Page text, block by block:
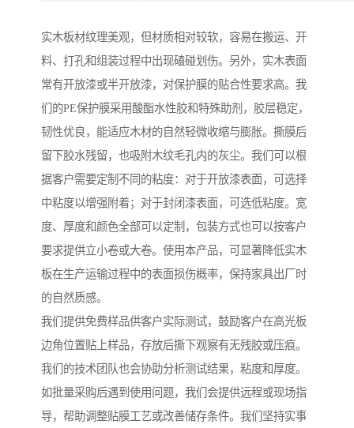
实木板材纹理美观，但材质相对较软，容易在搬运、开
料、打孔和组装过程中出现磕碰划伤。另外，实木表面
常有开放漆或半开放漆，对保护膜的贴合性要求高。我
们的PE保护膜采用酸酯水性胶和特殊助剂，胶层稳定，
韧性优良，能适应木材的自然轻微收缩与膨胀。撕膜后
留下胶水残留，也吸附木纹毛孔内的灰尘。我们可以根
据客户需要定制不同的粘度：对于开放漆表面，可选择
中粘度以增强附着；对于封闭漆表面，可选低粘度。宽
度、厚度和颜色全部可以定制，包装方式也可以按客户
要求提供立小卷或大卷。使用本产品，可显著降低实木
板在生产运输过程中的表面损伤概率，保持家具出厂时
的自然质感。
我们提供免费样品供客户实际测试，鼓励客户在高光板
边角位置贴上样品，存放后撕下观察有无残胶或压痕。
我们的技术团队也会协助分析测试结果，粘度和厚度。
如批量采购后遇到使用问题，我们会提供远程或现场指
导，帮助调整贴膜工艺或改善储存条件。我们坚持实事